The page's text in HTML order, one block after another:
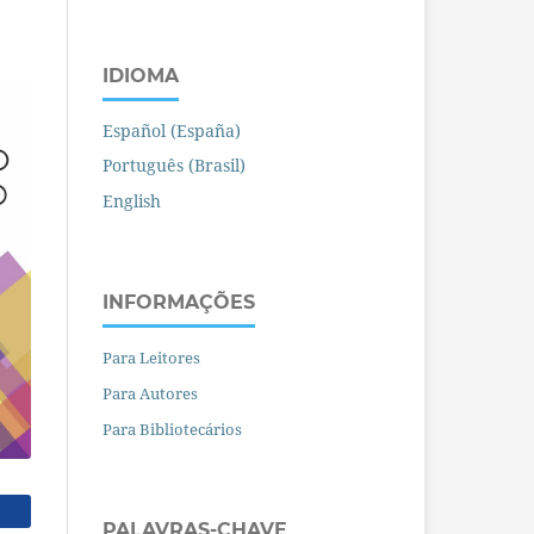
IDIOMA
Español (España)
Português (Brasil)
English
INFORMAÇÕES
Para Leitores
Para Autores
Para Bibliotecários